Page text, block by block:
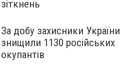
зіткнень
За добу захисники України
знищили 1130 російських
окупантів